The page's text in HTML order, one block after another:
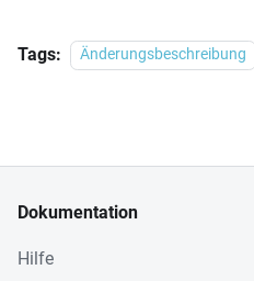
Tags: Änderungsbeschreibung
Dokumentation
Hilfe